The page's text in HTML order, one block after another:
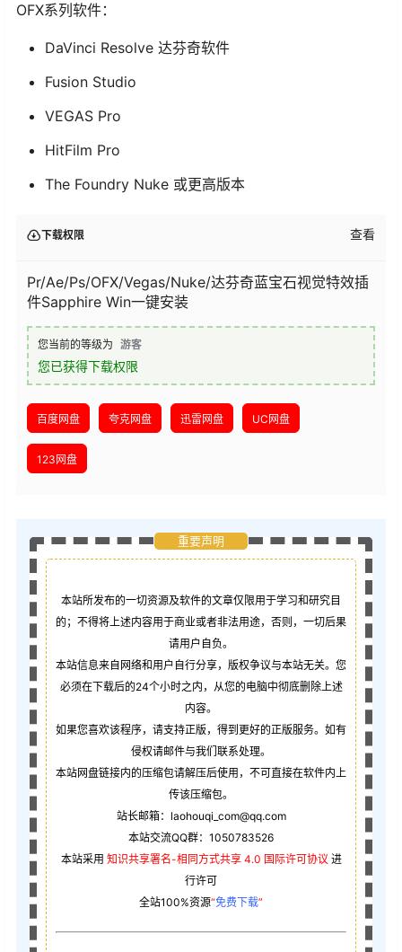
OFX系列软件：
DaVinci Resolve 达芬奇软件
Fusion Studio
VEGAS Pro
HitFilm Pro
The Foundry Nuke 或更高版本
下载权限 查看
Pr/Ae/Ps/OFX/Vegas/Nuke/达芬奇蓝宝石视觉特效插
件Sapphire Win一键安装
您当前的等级为 游客
您已获得下载权限
百度网盘 夸克网盘 迅雷网盘 UC网盘
123网盘
重要声明
本站所发布的一切资源及软件的文章仅限用于学习和研究目
的；不得将上述内容用于商业或者非法用途，否则，一切后果
请用户自负。
本站信息来自网络和用户自行分享，版权争议与本站无关。您
必须在下载后的24个小时之内，从您的电脑中彻底删除上述
内容。
如果您喜欢该程序，请支持正版，得到更好的正版服务。如有
侵权请邮件与我们联系处理。
本站网盘链接内的压缩包请解压后使用，不可直接在软件内上
传该压缩包。
站长邮箱：laohouqi_com@qq.com
本站交流QQ群：1050783526
本站采用 知识共享署名-相同方式共享 4.0 国际许可协议 进
行许可
全站100%资源“免费下载”